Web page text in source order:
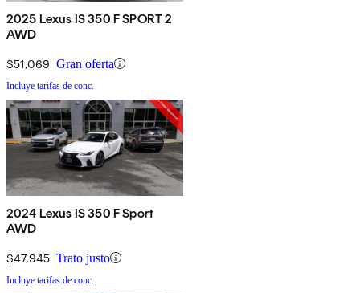
2025 Lexus IS 350 F SPORT 2
AWD
$51,069 Gran oferta
Incluye tarifas de conc.
2024 Lexus IS 350 F Sport
AWD
$47,945 Trato justo
Incluye tarifas de conc.